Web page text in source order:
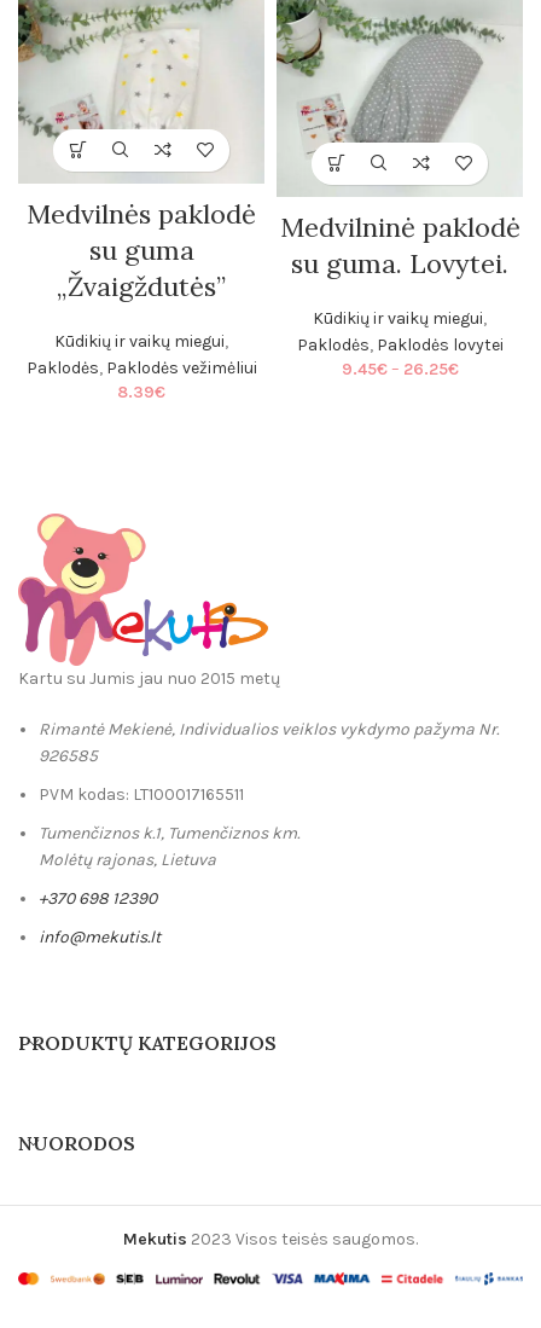
Medvilnės paklodė
su guma
„Žvaigždutės”
Kūdikių ir vaikų miegui,
Paklodės, Paklodės vežimėliui
8.39€
Medvilninė paklodė
su guma. Lovytei.
Kūdikių ir vaikų miegui,
Paklodės, Paklodės lovytei
9.45€ – 26.25€Price
Kartu su Jumis jau nuo 2015 metų
Rimantė Mekienė, Individualios veiklos vykdymo pažyma Nr.
926585
PVM kodas: LT100017165511
Tumenčiznos k.1, Tumenčiznos km.
Molėtų rajonas, Lietuva
+370 698 12390
info@mekutis.lt
PRODUKTŲ KATEGORIJOS
NUORODOS
Mekutis 2023 Visos teisės saugomos.